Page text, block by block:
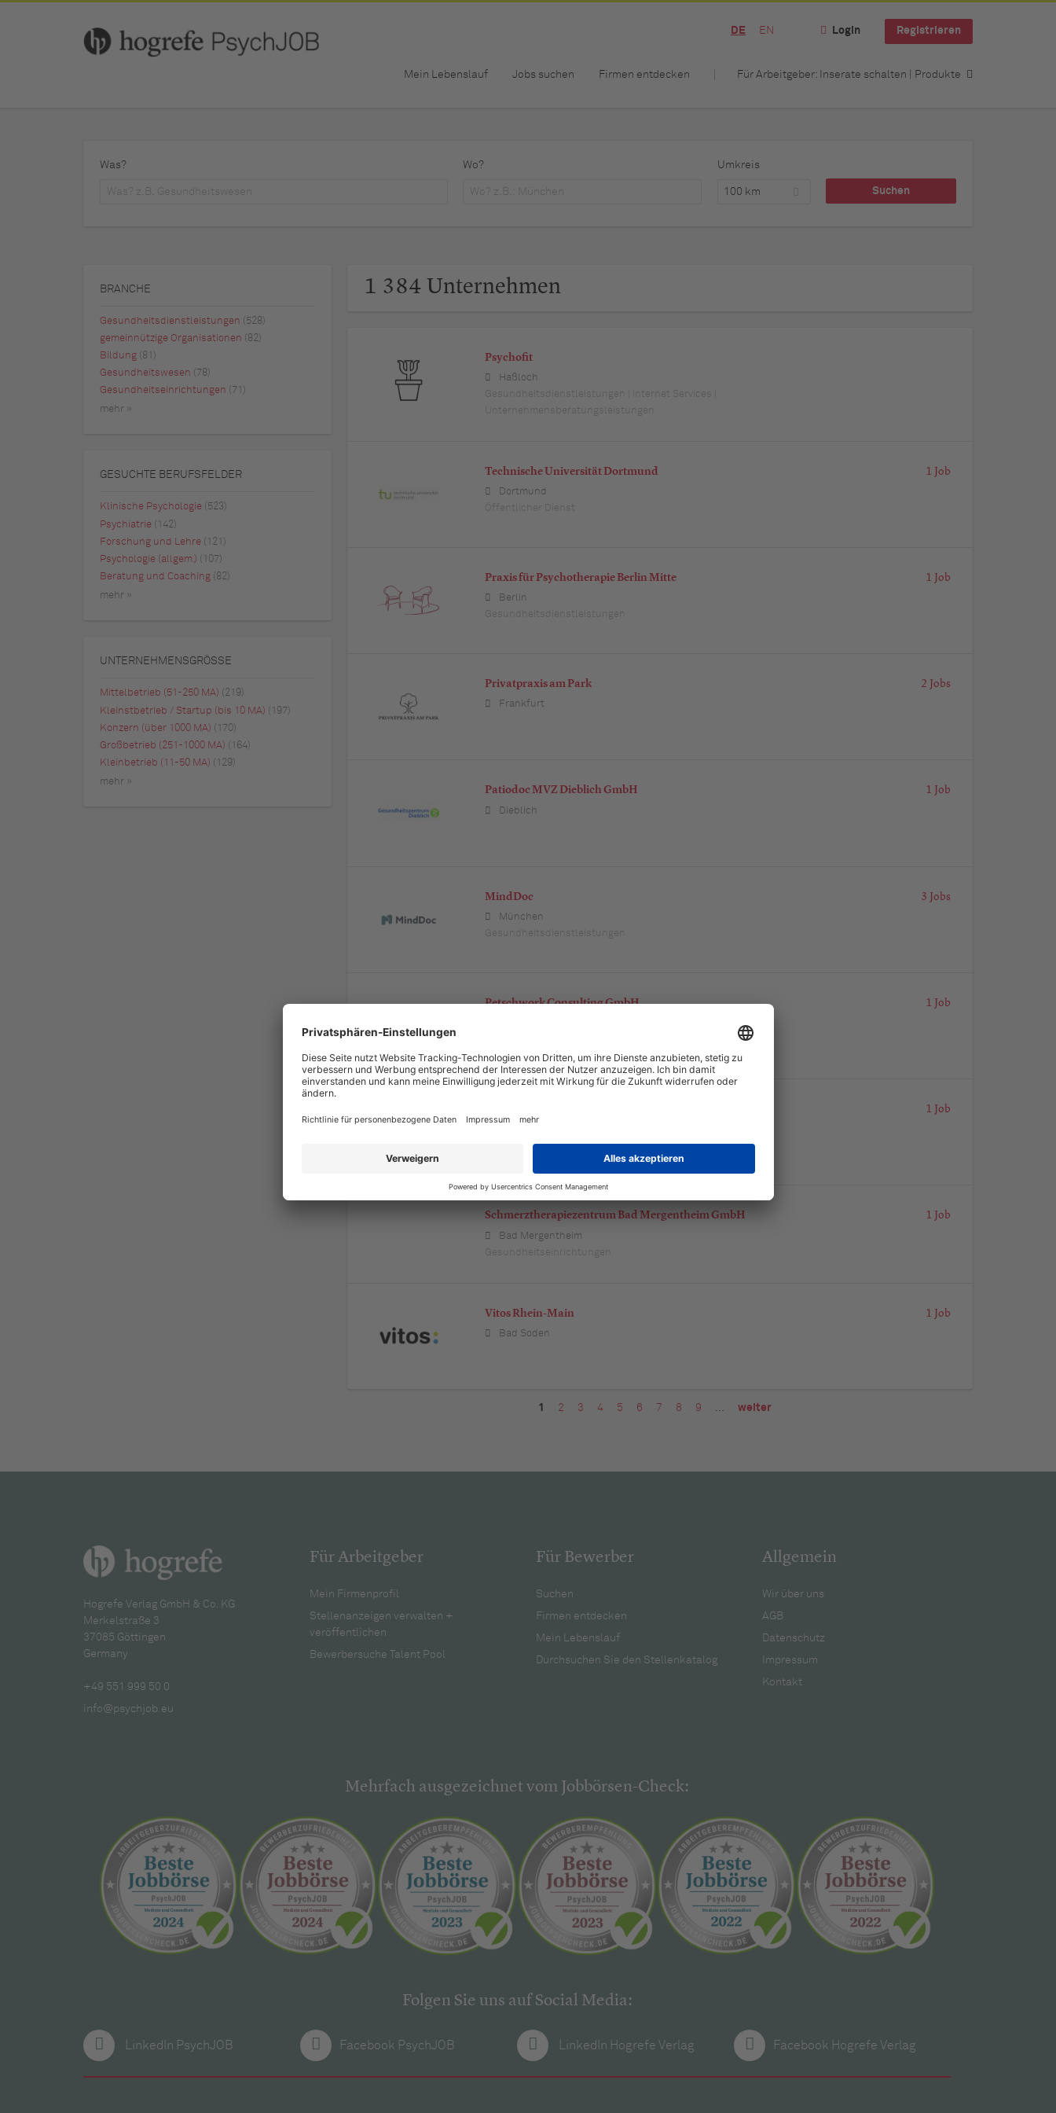
DE EN Login Registrieren
Mein Lebenslauf Jobs suchen Firmen entdecken Für Arbeitgeber: Inserate schalten | Produkte
Was? Wo? Umkreis
100 km
1 384 Unternehmen
Psychofit
Haßloch
Gesundheitsdienstleistungen | Internet Services |
Unternehmensberatungsleistungen
Technische Universität Dortmund
Dortmund
Öffentlicher Dienst
1 Job
Praxis für Psychotherapie Berlin Mitte
Berlin
Gesundheitsdienstleistungen
1 Job
Privatpraxis am Park
Frankfurt
2 Jobs
Patiodoc MVZ Dieblich GmbH
Dieblich
1 Job
MindDoc
München
Gesundheitsdienstleistungen
3 Jobs
Petschwork Consulting GmbH 1 Job
1 Job
Schmerztherapiezentrum Bad Mergentheim GmbH
Bad Mergentheim
Gesundheitseinrichtungen
1 Job
Vitos Rhein-Main
Bad Soden
1 Job
1 2 3 4 5 6 7 8 9 … weiter
BRANCHE
Gesundheitsdienstleistungen (528)
gemeinnützige Organisationen (82)
Bildung (81)
Gesundheitswesen
(78)
Gesundheitseinrichtungen
(71)
mehr »
GESUCHTE BERUFSFELDER
Klinische Psychologie
(523)
Psychiatrie (142)
Forschung und Lehre (121)
Psychologie (allgem.) (107)
Beratung und Coaching
(82)
mehr »
UNTERNEHMENSGRÖSSE
Mittelbetrieb (51-250 MA)
(219)
Kleinstbetrieb / Startup (bis 10 MA) (197)
Konzern (über 1000 MA) (170)
Großbetrieb (251-1000 MA) (164)
Kleinbetrieb (11-50 MA)
(129)
mehr »
Hogrefe Verlag GmbH & Co. KG
Merkelstraße 3
37085 Göttingen
Germany
+49 551 999 50 0
info@psychjob.eu
Für Arbeitgeber
Mein Firmenprofil
Stellenanzeigen verwalten +
veröffentlichen
Bewerbersuche Talent Pool
Für Bewerber
Suchen
Firmen entdecken
Mein Lebenslauf
Durchsuchen Sie den Stellenkatalog
Allgemein
Wir über uns
AGB
Datenschutz
Impressum
Kontakt
Mehrfach ausgezeichnet vom Jobbörsen-Check:
Folgen Sie uns auf Social Media:
LinkedIn PsychJOB Facebook PsychJOB LinkedIn Hogrefe Verlag Facebook Hogrefe Verlag